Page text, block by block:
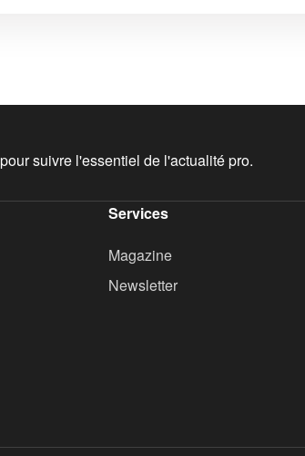
suivre l'essentiel de l'actualité pro.
Services
Magazine
Newsletter